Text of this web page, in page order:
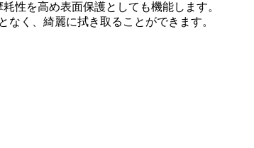
性を高め表面保護としても機能します。
なく、綺麗に拭き取ることができます。